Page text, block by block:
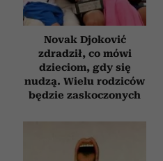
Novak Djoković
zdradził, co mówi
dzieciom, gdy się
nudzą. Wielu rodziców
będzie zaskoczonych